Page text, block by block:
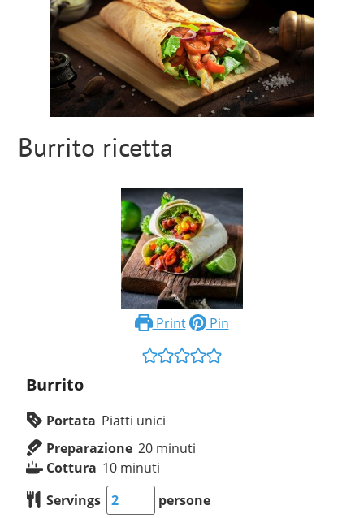
Burrito ricetta
Print Pin
Burrito
Portata Piatti unici
Preparazione 20 minuti
Cottura 10 minuti
Servings
persone